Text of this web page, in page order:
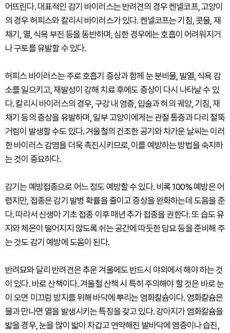
어뜨린다. 대표적인 감기 바이러스는 반려견의 경우 켄넬코프, 고양이
의 경우 허피스와 칼리시 바이러스가 있다. 켄넬코프는 기침, 콧물, 재
채기, 열, 식욕 부진 등을 동반하며, 심한 경우에는 호흡이 어려워지거
나 구토를 유발할 수 있다.
허피스 바이러스는 주로 호흡기 증상과 함께 눈 분비물, 발열, 식욕 감
소를 일으키고, 재발성이 강해 치료 후에도 증상이 다시 나타날 수 있
다. 칼리시 바이러스의 경우, 구강 내 염증, 입술과 혀의 궤양, 기침, 재
채기 등의 증상을 유발하며, 일부 고양이에게는 관절 통증과 다리 절뚝
거림이 발생할 수도 있다. 겨울철의 건조한 공기와 차가운 날씨는 이러
한 바이러스 감염을 더욱 촉진시키므로, 이를 예방하는 방법을 숙지하
는 것이 중요하다.
감기는 예방접종으로 어느 정도 예방할 수 있다. 비록 100% 예방은 어
렵지만, 접종은 감기 발병 확률을 줄이고 증상을 완화하는데 도움을 준
다. 따라서 신생아 기초 접종 이후 매년 추가 접종을 권한다. 또 습도 유
지와 체온이 떨어지지 않도록 쉬는 공간에 따듯한 담요 등을 준비해 주
는 것도 감기 예방에 도움이 된다.
반려묘와 달리 반려견은 추운 겨울에도 반드시 야외에서 해야 하는 것
이 있다. 바로 산책이다. 겨울철 산책 시 특히 주의해야 할 것은 바로 눈
이 오면 미끄럼 방지를 위해 바닥에 뿌리는 염화칼슘이다. 염화칼슘은
물과 만나면 열을 발생시키는 특징을 갖고 있다. 강아지가 염화칼슘을
밟을 경우, 눈을 많이 밟아 차갑고 연약해진 발바닥에 염증이나 습진,